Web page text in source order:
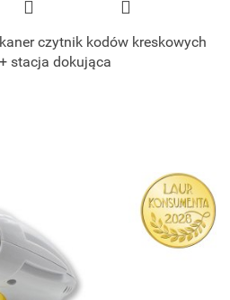
czytnik kodów kreskowych
stacja dokująca